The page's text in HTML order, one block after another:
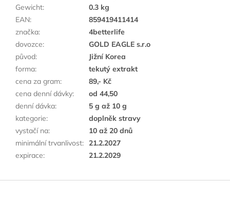
Gewicht:
0.3 kg
EAN:
859419411414
značka:
4betterlife
dovozce:
GOLD EAGLE s.r.o
původ:
Jižní Korea
forma:
tekutý extrakt
cena za gram:
89,- Kč
cena denní dávky:
od 44,50
denní dávka:
5 g až 10 g
kategorie:
doplněk stravy
vystačí na:
10 až 20 dnů
minimální trvanlivost: 21.2.2027
expirace: 21.2.2029
F